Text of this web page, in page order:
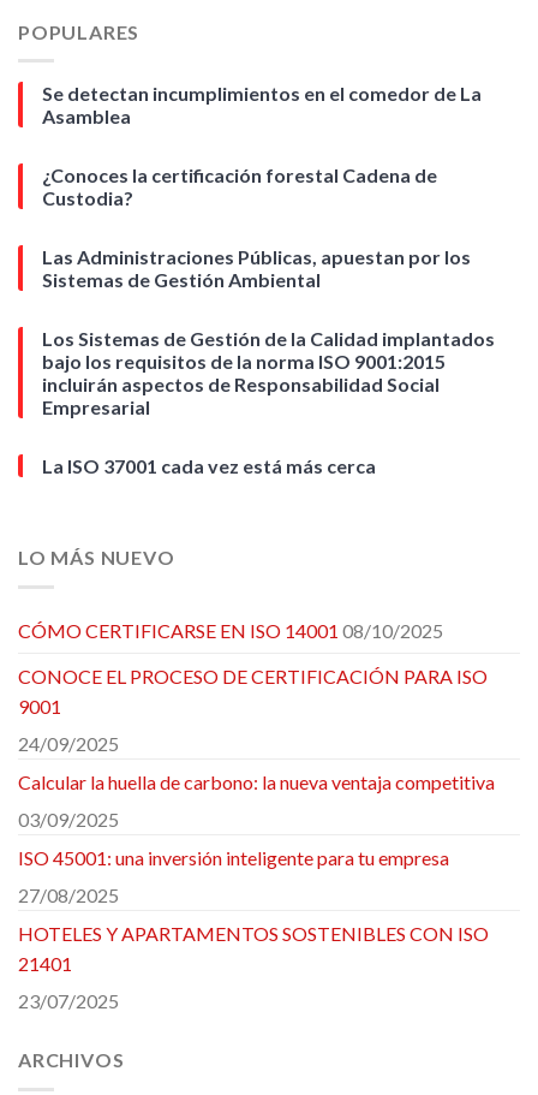
POPULARES
Se detectan incumplimientos en el comedor de La
Asamblea
¿Conoces la certificación forestal Cadena de
Custodia?
Las Administraciones Públicas, apuestan por los
Sistemas de Gestión Ambiental
Los Sistemas de Gestión de la Calidad implantados
bajo los requisitos de la norma ISO 9001:2015
incluirán aspectos de Responsabilidad Social
Empresarial
La ISO 37001 cada vez está más cerca
LO MÁS NUEVO
CÓMO CERTIFICARSE EN ISO 14001 08/10/2025
CONOCE EL PROCESO DE CERTIFICACIÓN PARA ISO
9001
24/09/2025
Calcular la huella de carbono: la nueva ventaja competitiva
03/09/2025
ISO 45001: una inversión inteligente para tu empresa
27/08/2025
HOTELES Y APARTAMENTOS SOSTENIBLES CON ISO
21401
23/07/2025
ARCHIVOS